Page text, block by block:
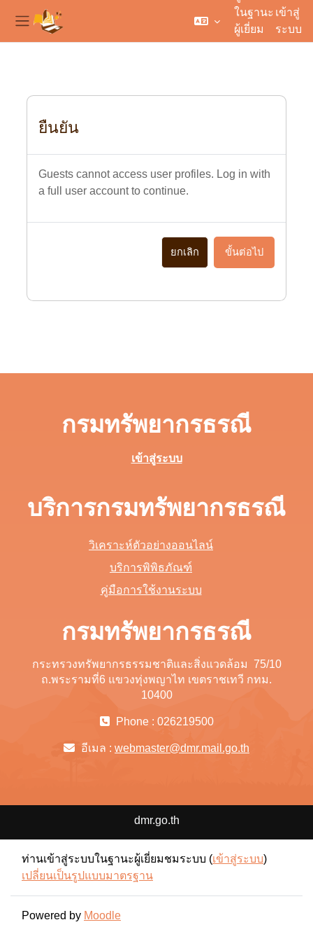
Side panel
ในฐานะ
ผู้เยี่ยม
ชม
เข้าสู่
ระบบ
ยืนยัน
Guests cannot access user profiles. Log in with
a full user account to continue.
ยกเลิก ขั้นต่อไป
กรมทรัพยากรธรณี
เข้าสู่ระบบ
บริการกรมทรัพยากรธรณี
วิเคราะห์ตัวอย่างออนไลน์
บริการพิพิธภัณฑ์
คู่มือการใช้งานระบบ
กรมทรัพยากรธรณี
กระทรวงทรัพยากรธรรมชาติและสิ่งแวดล้อม 75/10
ถ.พระรามที่6 แขวงทุ่งพญาไท เขตราชเทวี กทม.
10400
Phone : 026219500
อีเมล : webmaster@dmr.mail.go.th
dmr.go.th
ท่านเข้าสู่ระบบในฐานะผู้เยี่ยมชมระบบ (เข้าสู่ระบบ)
เปลี่ยนเป็นรูปแบบมาตรฐาน
Powered by Moodle